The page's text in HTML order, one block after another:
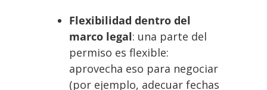
Flexibilidad dentro del
marco legal: una parte del
permiso es flexible:
aprovecha eso para negociar
(por ejemplo, adecuar fechas